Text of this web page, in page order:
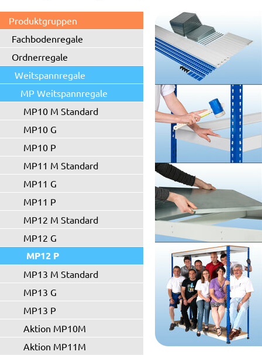
Produktgruppen
Fachbodenregale
Ordnerregale
Weitspannregale
MP Weitspannregale
MP10 M Standard
MP10 G
MP10 P
MP11 M Standard
MP11 G
MP11 P
MP12 M Standard
MP12 G
MP12 P
MP13 M Standard
MP13 G
MP13 P
Aktion MP10M
Aktion MP11M